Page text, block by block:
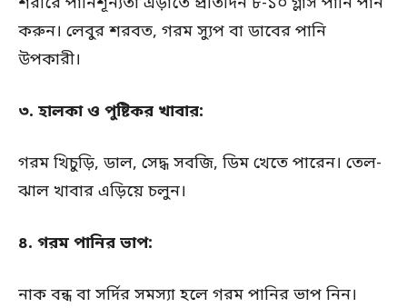
করুন। লেবুর শরবত, গরম স্যুপ বা ডাবের পানি
উপকারী।
৩. হালকা ও পুষ্টিকর খাবার:
গরম খিচুড়ি, ডাল, সেদ্ধ সবজি, ডিম খেতে পারেন। তেল-
ঝাল খাবার এড়িয়ে চলুন।
৪. গরম পানির ভাপ:
নাক বন্ধ বা সর্দির সমস্যা হলে গরম পানির ভাপ নিন।